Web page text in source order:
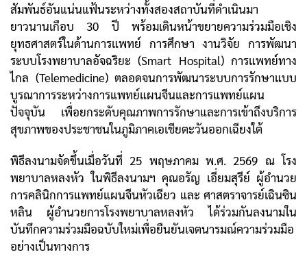
สัมพันธ์อันแน่นแฟ้นระหว่างทั้งสองสถาบันที่ดำเนินมา
ยาวนานเกือบ 30 ปี พร้อมเดินหน้าขยายความร่วมมือเชิง
ยุทธศาสตร์ในด้านการแพทย์ การศึกษา งานวิจัย การพัฒนา
ระบบโรงพยาบาลอัจฉริยะ (Smart Hospital) การแพทย์ทาง
ไกล (Telemedicine) ตลอดจนการพัฒนาระบบการรักษาแบบ
บูรณาการระหว่างการแพทย์แผนจีนและการแพทย์แผน
ปัจจุบัน เพื่อยกระดับคุณภาพการรักษาและการเข้าถึงบริการ
สุขภาพของประชาชนในภูมิภาคเอเชียตะวันออกเฉียงใต้
พิธีลงนามจัดขึ้นเมื่อวันที่ 25 พฤษภาคม พ.ศ. 2569 ณ โรง
พยาบาลหลงหัว ในพิธีลงนามฯ คุณอรัญ เอี่ยมสุรีย์ ผู้อำนวย
การคลินิกการแพทย์แผนจีนหัวเฉียว และ ศาสตราจารย์เฉินซิน
หลิน ผู้อำนวยการโรงพยาบาลหลงหัว ได้ร่วมกันลงนามใน
บันทึกความร่วมมือฉบับใหม่เพื่อยืนยันเจตนารมณ์ความร่วมมือ
อย่างเป็นทางการ